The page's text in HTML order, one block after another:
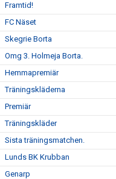
Framtid!
FC Näset
Skegrie Borta
Omg 3. Holmeja Borta.
Hemmapremiär
Träningskläderna
Premiär
Träningskläder
Sista träningsmatchen.
Lunds BK Krubban
Genarp